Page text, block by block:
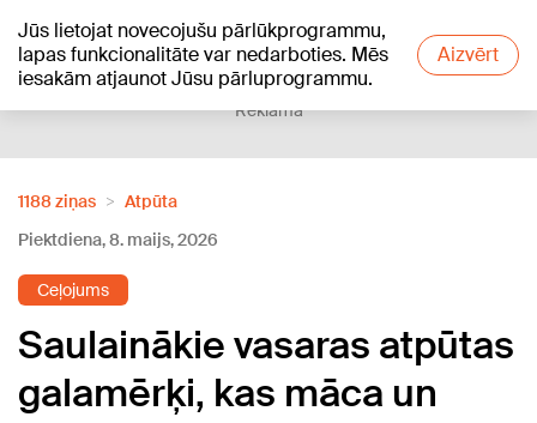
Jūs lietojat novecojušu pārlūkprogrammu,
lapas funkcionalitāte var nedarboties. Mēs
iesakām atjaunot Jūsu pārluprogrammu.
Aizvērt
+21°C
Reklāma
1188 ziņas
Atpūta
Piektdiena, 8. maijs, 2026
Ceļojums
Saulainākie vasaras atpūtas
galamērķi, kas māca un